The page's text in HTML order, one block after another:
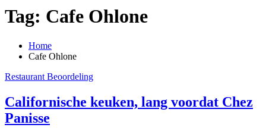
Tag: Cafe Ohlone
Home
Cafe Ohlone
Restaurant Beoordeling
Californische keuken, lang voordat Chez
Panisse